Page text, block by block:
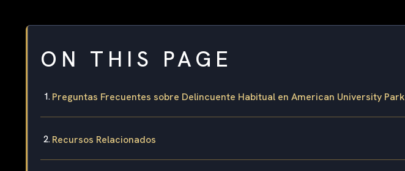
ON THIS PAGE
Preguntas Frecuentes sobre Delincuente Habitual en American University Park
Recursos Relacionados